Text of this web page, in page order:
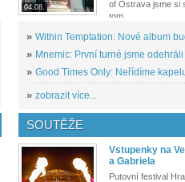
04.08.
of Ostrava jsme si
tom,...
» Within Temptation: Nové album
» Mnemic: První turné jsme odehráli
» Good Times Only: Neřídíme
» zobrazit více...
SOUTĚŽE
Vstupenky na
a Gabriela
Putovní festival